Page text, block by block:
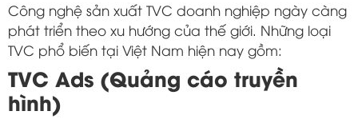
Công nghệ sản xuất TVC doanh nghiệp ngày càng
phát triển theo xu hướng của thế giới. Những loại
TVC phổ biến tại Việt Nam hiện nay gồm:
TVC Ads (Quảng cáo truyền
hình)